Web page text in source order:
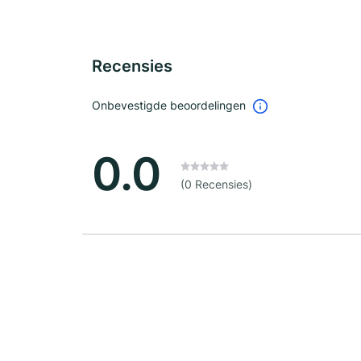
Recensies
Onbevestigde beoordelingen
0.0 (0 Recensies)